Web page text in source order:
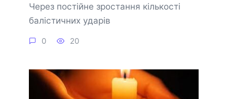
Через постійне зростання кількості
балістичних ударів
0 20